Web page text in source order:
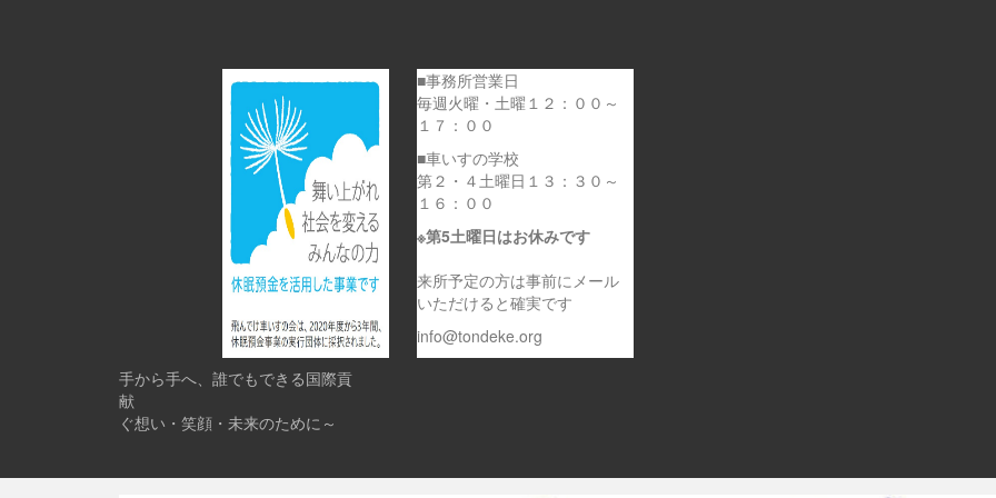
■事務所営業日
毎週火曜・土曜１２：００～
１７：００
■車いすの学校
第２・４土曜日１３：３０～
１６：００
※第5土曜日はお休みです
来所予定の方は事前にメール
いただけると確実です
info@tondeke.org
手から手へ、誰でもできる国際貢
献 ～車いす
ぐ想い・笑顔・未来のために～